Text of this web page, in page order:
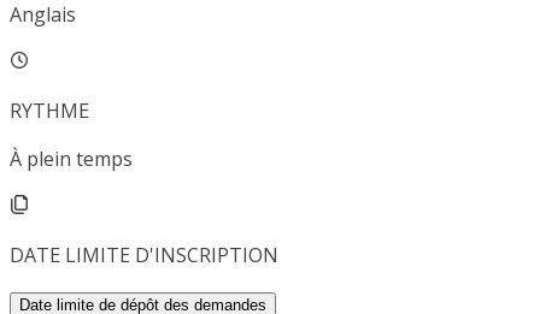
Anglais
RYTHME
À plein temps
DATE LIMITE D'INSCRIPTION
Date limite de dépôt des demandes